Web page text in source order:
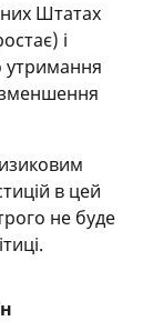
Штатах
і
утримання
зменшення
в цей
не буде